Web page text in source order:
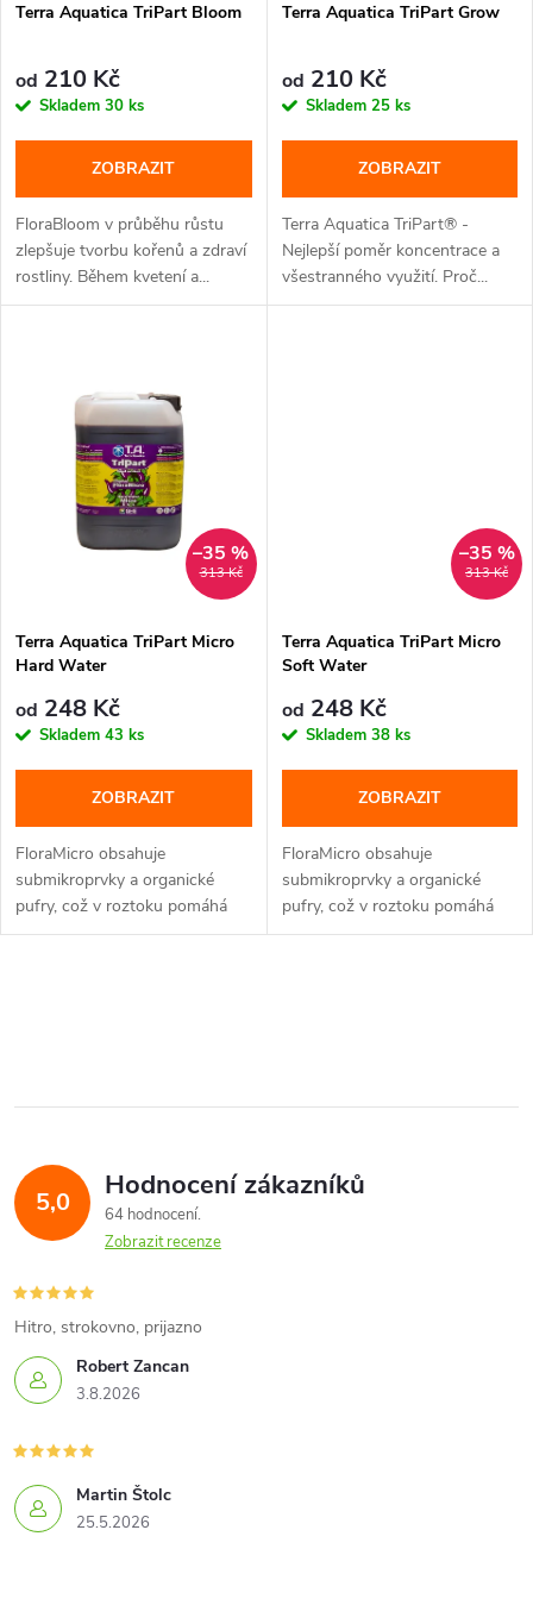
r
o
d
u
k
r
o
u
k
Terra Aquatica TriPart Bloom
od 210 Kč
Skladem 30 ks
ZOBRAZIT
FloraBloom v průběhu růstu
zlepšuje tvorbu kořenů a zdraví
rostliny. Během kvetení a...
Terra Aquatica TriPart Grow
od 210 Kč
Skladem 25 ks
ZOBRAZIT
Terra Aquatica TriPart® -
Nejlepší poměr koncentrace a
všestranného využití. Proč...
313 Kč
–35 %
Terra Aquatica TriPart Micro
Hard Water
od 248 Kč
Skladem 43 ks
ZOBRAZIT
FloraMicro obsahuje
submikroprvky a organické
pufry, což v roztoku pomáhá
stabilizovat...
313 Kč
–35 %
Terra Aquatica TriPart Micro
Soft Water
od 248 Kč
Skladem 38 ks
ZOBRAZIT
FloraMicro obsahuje
submikroprvky a organické
pufry, což v roztoku pomáhá
stabilizovat...
l
d
a
c
í
p
r
v
k
5,0 Hodnocení zákazníků
64 hodnocení
Zobrazit recenze
Robert Zancan
3.8.2026
Hitro, strokovno, prijazno
Martin Štolc
25.5.2026